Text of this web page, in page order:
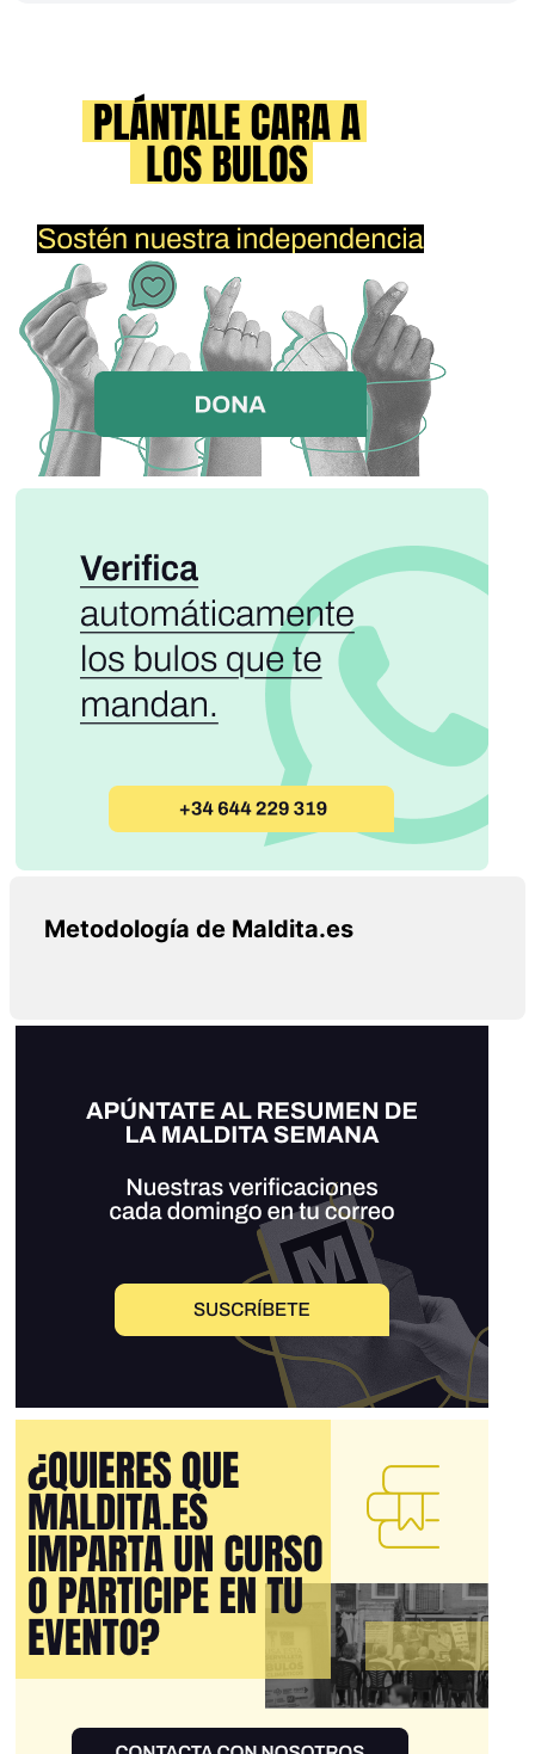
Metodología de Maldita.es